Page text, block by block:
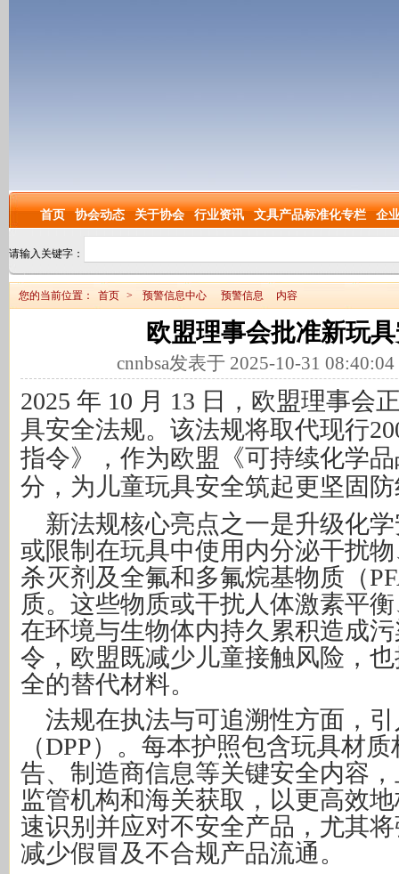
首页 协会动态 关于协会 行业资讯 文具产品标准化专栏 企
请输入关键字：
您的当前位置： 首页 > 预警信息中心 预警信息 内容
欧盟理事会批准新玩
cnnbsa发表于 2025-10-31
2025 年 10 月 13 日，欧盟理事会
具安全法规。该法规将取代现行
指令》，作为欧盟《可持续化学
分，为儿童玩具安全筑起更坚固
新法规核心亮点之一是升级化
或限制在玩具中使用内分泌干扰
杀灭剂及全氟和多氟烷基物质（
质。这些物质或干扰人体激素平
在环境与生物体内持久累积造成
令，欧盟既减少儿童接触风险，
全的替代材料。
法规在执法与可追溯性方面，
（DPP）。每本护照包含玩具材
告、制造商信息等关键安全内容
监管机构和海关获取，以更高效
速识别并应对不安全产品，尤其
减少假冒及不合规产品流通。